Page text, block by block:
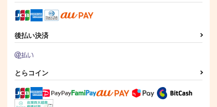
八丁念仏八十八夜アン
かぼすサイダー
1,257円 （税込）
八丁念仏
1,257円（税込） 755円 （税込）
大般若長光
後払い決済
とらコイン